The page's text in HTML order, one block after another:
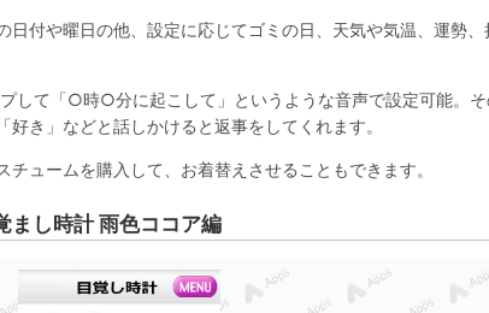
日付や曜日の他、設定に応じてゴミの日、天気や気温、運勢、
して「○時○分に起こして」というような音声で設定可能。
き」などと話しかけると返事をしてくれます。
ュームを購入して、お着替えさせることもできます。
まし時計 雨色ココア編